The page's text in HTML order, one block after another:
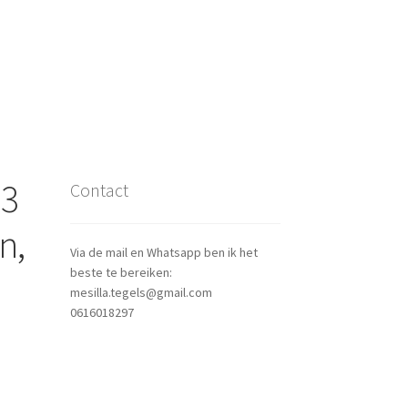
Contact
Via de mail en Whatsapp ben ik het
beste te bereiken:
mesilla.tegels@gmail.com
0616018297